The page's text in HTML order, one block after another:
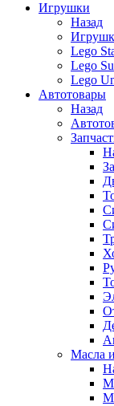
Игрушки
Назад
Lego
Lego
Lego
Автотовары
Назад
Масла